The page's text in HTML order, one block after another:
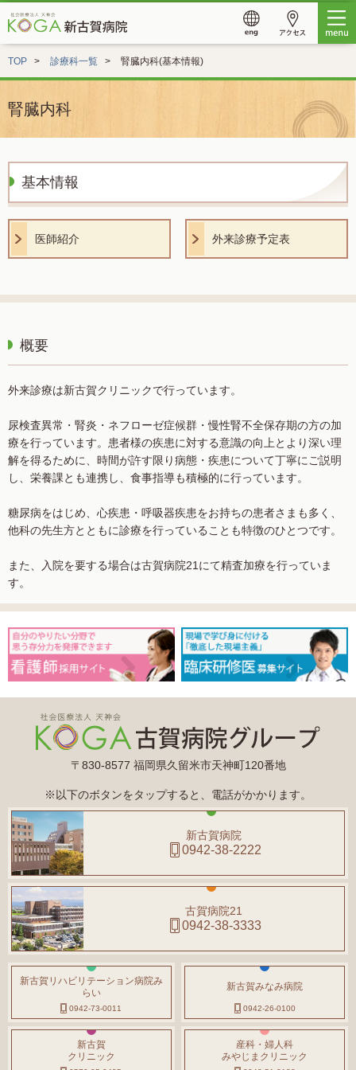
TOP 診療科一覧 腎臓内科(基本情報)
腎臓内科
基本情報
医師紹介 外来診療予定表
概要
外来診療は新古賀クリニックで行っています。
尿検査異常・腎炎・ネフローゼ症候群・慢性腎不全保存期の方の加
療を行っています。患者様の疾患に対する意識の向上とより深い理
解を得るために、時間が許す限り病態・疾患について丁寧にご説明
し、栄養課とも連携し、食事指導も積極的に行っています。
糖尿病をはじめ、心疾患・呼吸器疾患をお持ちの患者さまも多く、
他科の先生方とともに診療を行っていることも特徴のひとつです。
また、入院を要する場合は古賀病院21にて精査加療を行っていま
す。
〒830-8577 福岡県久留米市天神町120番地
※以下のボタンをタップすると、電話がかかります。
新古賀病院
0942-38-2222
古賀病院21
0942-38-3333
新古賀リハビリテーション病院み
らい
0942-73-0011
新古賀みなみ病院
0942-26-0100
新古賀
クリニック
産科・婦人科
みやじまクリニック